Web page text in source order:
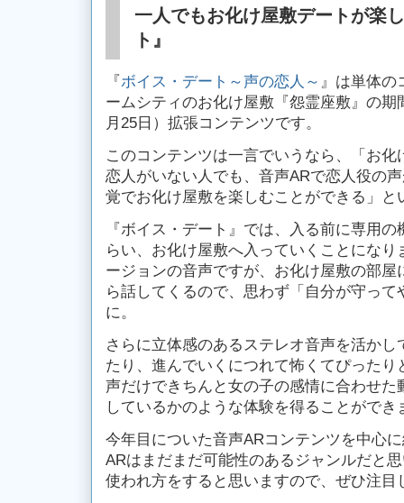
一人でもお化け屋敷デートが楽
ト』
『ボイス・デート～声の恋人～ 』は単体の
ームシティのお化け屋敷『怨霊座敷』の期
月25日）拡張コンテンツです。
このコンテンツは一言でいうなら、「お
恋人がいない人でも、音声ARで恋人役の
覚でお化け屋敷を楽しむことができる」と
『ボイス・デート』では、入る前に専用
らい、お化け屋敷へ入っていくことにな
ージョンの音声ですが、お化け屋敷の部
ら話してくるので、思わず「自分が守っ
に。
さらに立体感のあるステレオ音声を活か
たり、進んでいくにつれて怖くてぴった
声だけできちんと女の子の感情に合わせ
しているかのような体験を得ることができ
今年目についた音声ARコンテンツを中心
ARはまだまだ可能性のあるジャンルだと
使われ方をすると思いますので、ぜひ注目